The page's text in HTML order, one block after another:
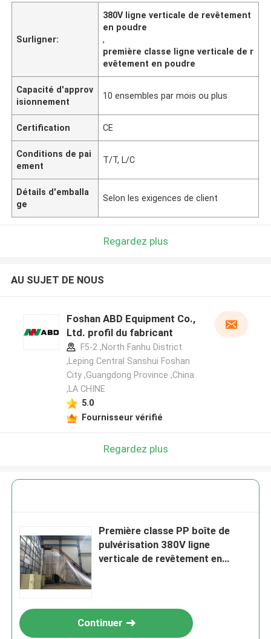
Surligner:
380V ligne verticale de revêtement
en poudre
,
première classe ligne verticale de r
evêtement en poudre
Capacité d'approv
isionnement
10 ensembles par mois ou plus
Certification CE
Conditions de pai
ement
T/T, L/C
Détails d'emballa
ge
Selon les exigences de client
Regardez plus
AU SUJET DE NOUS
Foshan ABD Equipment Co.,
Ltd. profil du fabricant
F5-2 ,North Fanhu District
,Leping Central Sanshui Foshan
City ,Guangdong Province ,China
,LA CHINE
5.0
Fournisseur vérifié
Regardez plus
Première classe PP boîte de
pulvérisation 380V ligne
verticale de revêtement en
Continuer